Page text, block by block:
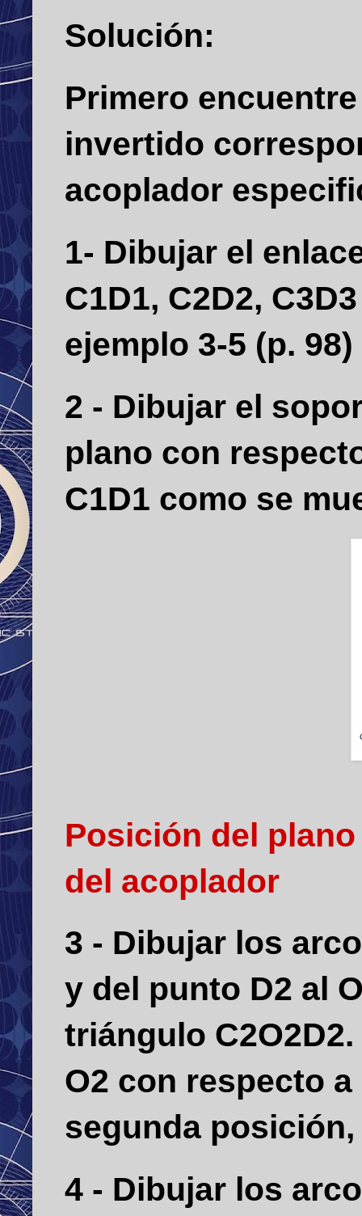
Solución:
Primero
invertido
acoplador
1- Dibujar el
C1D1, C2D2,
ejemplo 3-5 (p.
2 - Dibujar el
plano con
C1D1 como se
Posición del
del acoplador
3 - Dibujar los
y del punto D2 al
triángulo C2O2D2.
O2 con respecto
segunda
4 - Dibujar los